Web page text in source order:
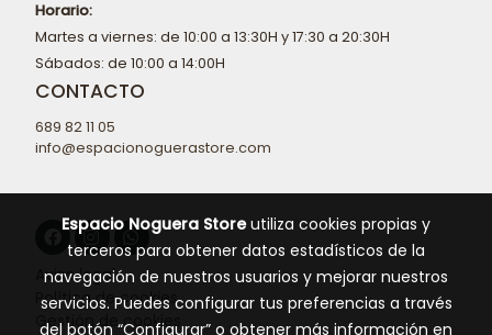
Horario:
Martes a viernes: de 10:00 a 13:30H y 17:30 a 20:30H
Sábados: de 10:00 a 14:00H
CONTACTO
689 82 11 05
info@espacionoguerastore.com
Aviso legal
Política de cookies
Gestión de cookies
Espacio Noguera Storeutiliza cookies propias y
terceros para obtener datos estadísticos de la
navegación de nuestros usuarios y mejorar nuestros
servicios. Puedes configurar tus preferencias a través
del botón “Configurar” o obtener más información en